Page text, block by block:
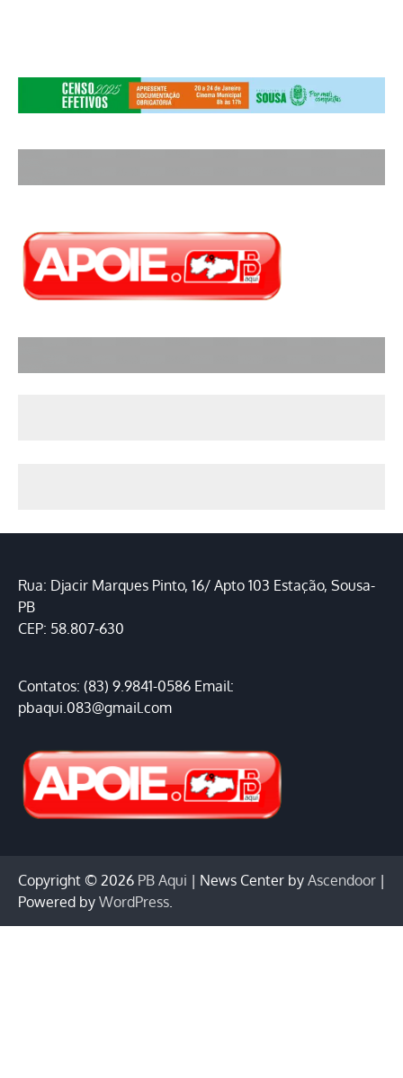
Rua: Djacir Marques Pinto, 16/ Apto 103 Estação, Sousa-
PB
CEP: 58.807-630
Contatos: (83) 9.9841-0586 Email:
pbaqui.083@gmail.com
Copyright © 2026 PB Aqui | News Center by Ascendoor |
Powered by WordPress